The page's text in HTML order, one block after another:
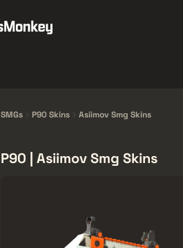
SMGs P90 Skins Asiimov Smg Skins
P90 | Asiimov Smg Skins